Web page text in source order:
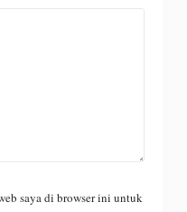
saya di browser ini untuk